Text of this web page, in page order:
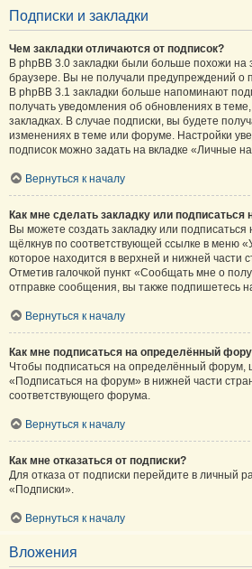
Подписки и закладки
Чем закладки отличаются от подписок?
В phpBB 3.0 закладки были больше похожи на
браузере. Вы не получали предупреждений
В phpBB 3.1 закладки больше напоминают
получать уведомления об обновлениях в
закладках. В случае подписки, вы будете
изменениях в теме или форуме. Настройки
подписок можно задать на вкладке «Личные
Вернуться к началу
Как мне сделать закладку или
Вы можете создать закладку или
щёлкнув по соответствующей ссылке в меню
которое находится в верхней и нижней части
Отметив галочкой пункт «Сообщать мне о
отправке сообщения, вы также подпишетесь
Вернуться к началу
Как мне подписаться на определённый
Чтобы подписаться на определённый форум,
«Подписаться на форум» в нижней части
соответствующего форума.
Вернуться к началу
Как мне отказаться от подписки?
Для отказа от подписки перейдите в личный
«Подписки».
Вернуться к началу
Вложения